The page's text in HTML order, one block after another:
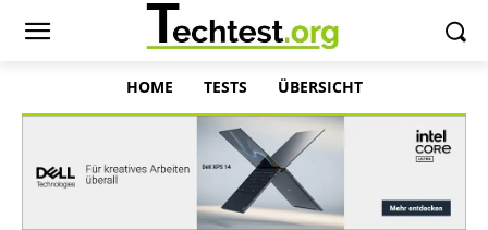
HOME TESTS ÜBERSICHT